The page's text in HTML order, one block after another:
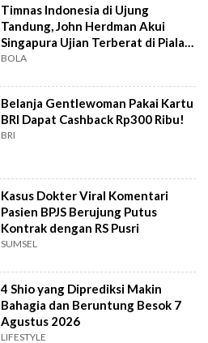
Timnas Indonesia di Ujung
Tandung, John Herdman Akui
Singapura Ujian Terberat di Piala
AFF 2026
BOLA
Belanja Gentlewoman Pakai Kartu
BRI Dapat Cashback Rp300 Ribu!
BRI
Kasus Dokter Viral Komentari
Pasien BPJS Berujung Putus
Kontrak dengan RS Pusri
SUMSEL
4 Shio yang Diprediksi Makin
Bahagia dan Beruntung Besok 7
Agustus 2026
LIFESTYLE